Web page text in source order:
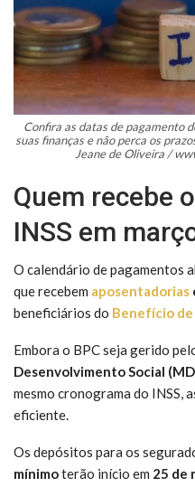
Confira as datas de pagamento
suas finanças e não perca os
Jeane de Oliveira /
Quem recebe
INSS em
O calendário de pagamentos
que recebem aposentadorias
beneficiários do Benefício de
Embora o BPC seja gerido
Desenvolvimento Social
mesmo cronograma do INSS,
eficiente.
Os depósitos para os
mínimoterão início em 25 de